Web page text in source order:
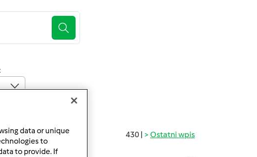
430 | Ostatni wpis
data or unique
to
to provide. If